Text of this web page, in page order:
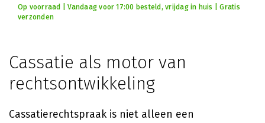
Op voorraad | Vandaag voor 17:00 besteld, vrijdag in huis | Gratis
verzonden
Cassatie als motor van
rechtsontwikkeling
Cassatierechtspraak is niet alleen een